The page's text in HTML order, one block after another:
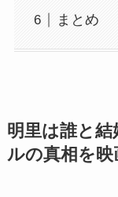
まとめ
明里は誰と
ルの真相を映